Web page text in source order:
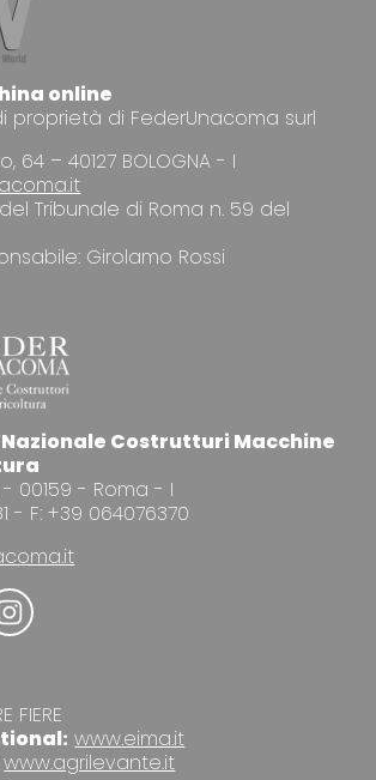
online
proprietà di FederUnacoma surl
64 – 40127 BOLOGNA - I
Tribunale di Roma n. 59 del
Girolamo Rossi
Costrutturi Macchine
00159 - Roma - I
- F: +39 064076370
FIERE
www.eima.it
www.agrilevante.it